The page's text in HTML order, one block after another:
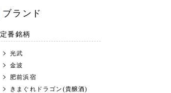
ブランド
定番銘柄
光武
金波
肥前浜宿
きまぐれドラゴン(貴醸酒)